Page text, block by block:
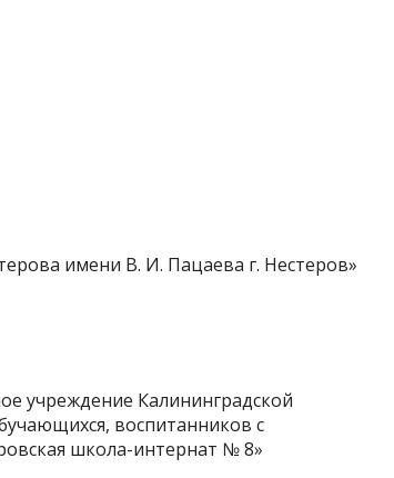
имени В. И. Пацаева г. Нестеров»
учреждение Калининградской
воспитанников с
школа-интернат № 8»